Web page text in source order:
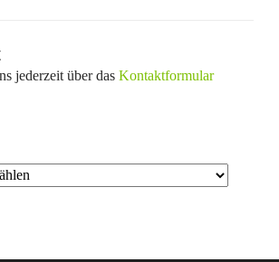
jederzeit über das Kontaktformular